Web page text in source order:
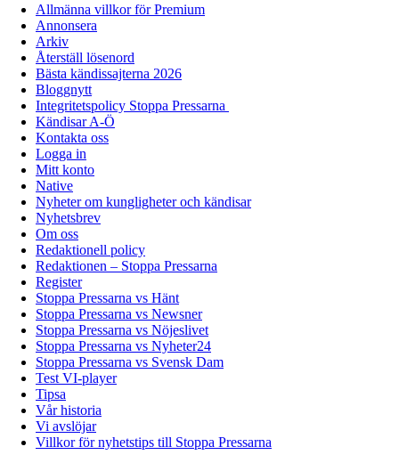
Allmänna villkor för Premium
Annonsera
Arkiv
Återställ lösenord
Bästa kändissajterna 2026
Bloggnytt
Integritetspolicy Stoppa Pressarna
Kändisar A-Ö
Kontakta oss
Logga in
Mitt konto
Native
Nyheter om kungligheter och kändisar
Nyhetsbrev
Om oss
Redaktionell policy
Redaktionen – Stoppa Pressarna
Register
Stoppa Pressarna vs Hänt
Stoppa Pressarna vs Newsner
Stoppa Pressarna vs Nöjeslivet
Stoppa Pressarna vs Nyheter24
Stoppa Pressarna vs Svensk Dam
Test VI-player
Tipsa
Vår historia
Vi avslöjar
Villkor för nyhetstips till Stoppa Pressarna